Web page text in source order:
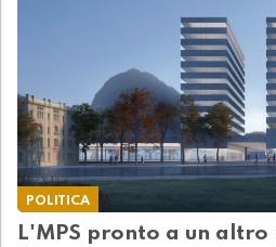
POLITICA
L'MPS pronto a un altro